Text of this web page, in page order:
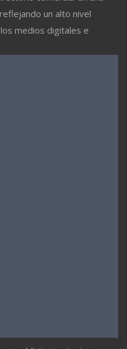
un alto nivel
medios digitales e